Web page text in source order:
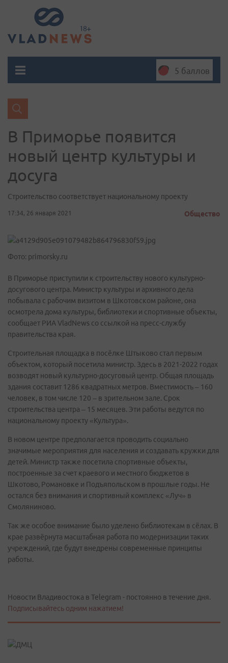
5 баллов
В Приморье появится
новый центр культуры и
досуга
Строительство соответствует национальному проекту
17:34, 26 января 2021 Общество
Фото: primorsky.ru
В Приморье приступили к строительству нового культурно-
досугового центра. Министр культуры и архивного дела
побывала с рабочим визитом в Шкотовском районе, она
осмотрела дома культуры, библиотеки и спортивные объекты,
сообщает РИА VladNews со ссылкой на пресс-службу
правительства края.
Строительная площадка в посёлке Штыково стал первым
объектом, который посетила министр. Здесь в 2021-2022 годах
возводят новый культурно-досуговый центр. Общая площадь
здания составит 1286 квадратных метров. Вместимость – 160
человек, в том числе 120 – в зрительном зале. Срок
строительства центра – 15 месяцев. Эти работы ведутся по
национальному проекту «Культура».
В новом центре предполагается проводить социально
значимые мероприятия для населения и создавать кружки для
детей. Министр также посетила спортивные объекты,
построенные за счет краевого и местного бюджетов в
Шкотово, Романовке и Подъяпольском в прошлые годы. Не
остался без внимания и спортивный комплекс «Луч» в
Смоляниново.
Так же особое внимание было уделено библиотекам в сёлах. В
крае развёрнута масштабная работа по модернизации таких
учреждений, где будут внедрены современные принципы
работы.
Новости Владивостока в Telegram - постоянно в течение дня.
Подписывайтесь одним нажатием!